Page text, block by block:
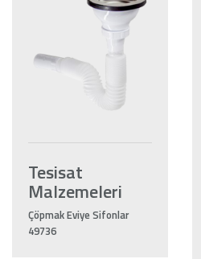
Tesisat
Malzemeleri
Çöpmak Eviye Sifonlar
49736